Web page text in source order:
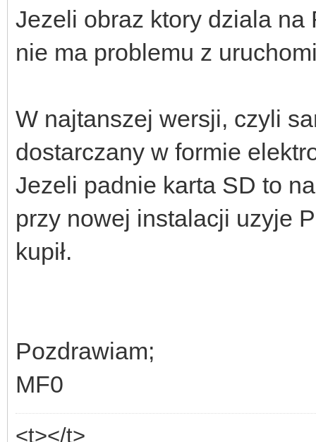
Jezeli obraz ktory dziala
nie ma problemu z
W najtanszej wersji, czyli
dostarczany w formie
Jezeli padnie karta SD to
przy nowej instalacji uzyje
kupił.
Pozdrawiam;
MF0
<t></t>